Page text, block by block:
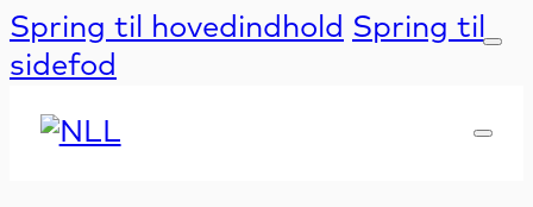
Spring til hovedindhold Spring til
sidefod